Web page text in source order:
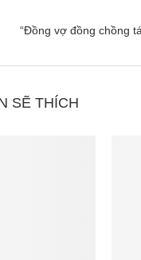
“Đồng vợ đồng chồng
SẼ THÍCH